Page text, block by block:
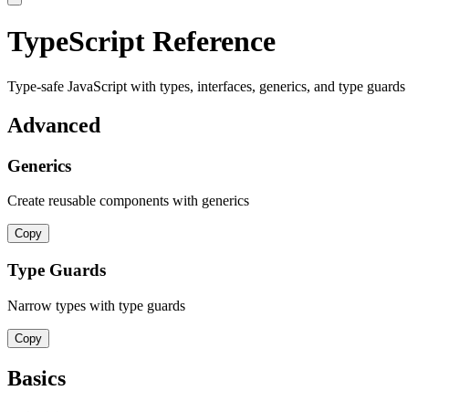
TypeScript Reference
Type-safe JavaScript with types, interfaces, generics, and type guards
Advanced
Generics
Create reusable components with generics
Copy
Type Guards
Narrow types with type guards
Copy
Basics